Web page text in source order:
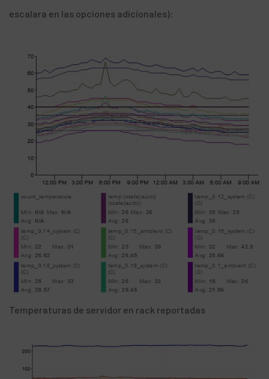
escalara en las opciones adicionales):
Temperaturas de servidor en rack reportadas